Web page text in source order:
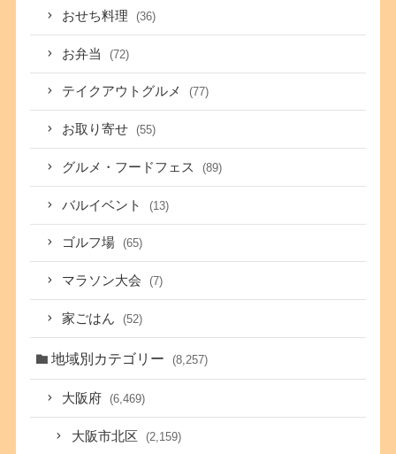
おせち料理 (36)
お弁当 (72)
テイクアウトグルメ (77)
お取り寄せ (55)
グルメ・フードフェス (89)
バルイベント (13)
ゴルフ場 (65)
マラソン大会 (7)
家ごはん (52)
地域別カテゴリー (8,257)
大阪府 (6,469)
大阪市北区 (2,159)